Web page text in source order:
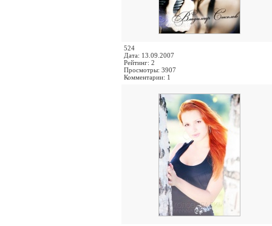
524
Дата: 13.09.2007
Рейтинг: 2
Просмотры: 3907
Комментарии: 1